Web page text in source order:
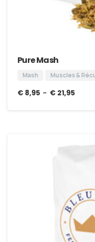
Pure Mash
Mash Muscles &
€8,95 – € 21,95